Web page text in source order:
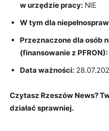
w urzędzie pracy: NIE
W tym dla
Przeznaczone dla osób
(finansowanie z PFRON):
Data ważności:
Czytasz Rzeszów News?
działać sprawniej.